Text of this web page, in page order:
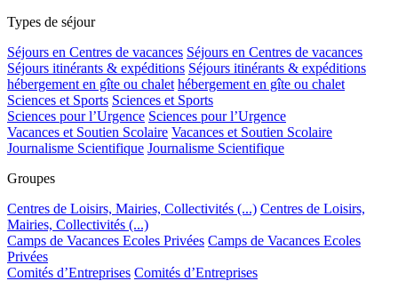
Types de séjour
Séjours en Centres de vacances Séjours en Centres de vacances
Séjours itinérants & expéditions Séjours itinérants & expéditions
hébergement en gîte ou chalet hébergement en gîte ou chalet
Sciences et Sports Sciences et Sports
Sciences pour l’Urgence Sciences pour l’Urgence
Vacances et Soutien Scolaire Vacances et Soutien Scolaire
Journalisme Scientifique Journalisme Scientifique
Groupes
Centres de Loisirs, Mairies, Collectivités (...) Centres de Loisirs,
Mairies, Collectivités (...)
Camps de Vacances Ecoles Privées Camps de Vacances Ecoles
Privées
Comités d’Entreprises Comités d’Entreprises